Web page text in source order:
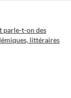
parle-t-on des
littéraires